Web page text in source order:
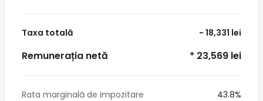
Taxa totală - 18,331 lei
Remunerația netă * 23,569 lei
Rata marginală de impozitare
43.8%